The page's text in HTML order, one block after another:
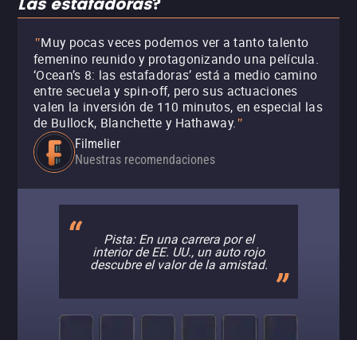
"Muy pocas veces podemos ver a tanto talento
femenino reunido y protagonizando una película.
‘Ocean’s 8: las estafadoras’ está a medio camino
entre secuela y spin-off, pero sus actuaciones
valen la inversión de 110 minutos, en especial las
de Bullock, Blanchette y Hathaway."
Filmelier
Nuestras recomendaciones
Pista: En una carrera por el
interior de EE. UU., un auto rojo
descubre el valor de la amistad.